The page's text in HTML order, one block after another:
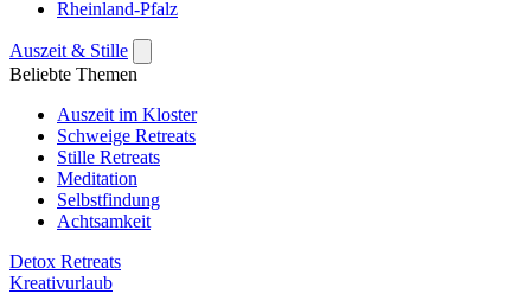
Rheinland-Pfalz
Auszeit & Stille
Beliebte Themen
Auszeit im Kloster
Schweige Retreats
Stille Retreats
Meditation
Selbstfindung
Achtsamkeit
Detox Retreats
Kreativurlaub